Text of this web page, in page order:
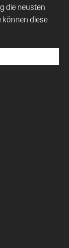
die neusten
diese